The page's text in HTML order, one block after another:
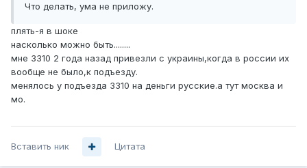
Что делать, ума не приложу.
плять-я в шоке
насколько можно быть........
мне 3310 2 года назад привезли с украины,когда в россии их
вообще не было,к подъезду.
менялось у подъезда 3310 на деньги русские.а тут москва и
мо.
Вставить ник Цитата